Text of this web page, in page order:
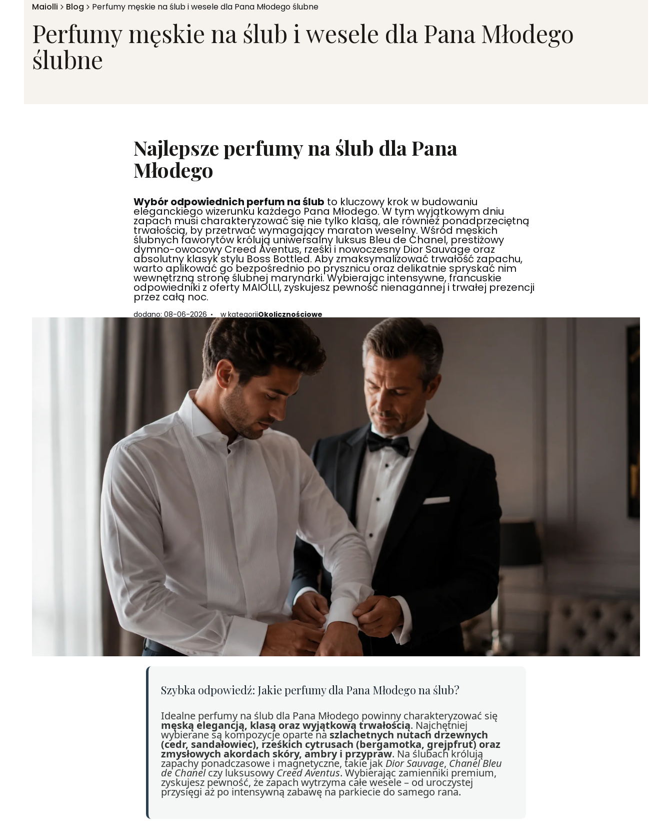
Maiolli Blog Perfumy męskie na ślub i wesele dla Pana Młodego ślubne
Perfumy męskie na ślub i wesele dla Pana Młodego
ślubne
Najlepsze perfumy na ślub dla Pana
Młodego
Wybór odpowiednich perfum na ślub to kluczowy krok w budowaniu
eleganckiego wizerunku każdego Pana Młodego. W tym wyjątkowym dniu
zapach musi charakteryzować się nie tylko klasą, ale również ponadprzeciętną
trwałością, by przetrwać wymagający maraton weselny. Wśród męskich
ślubnych faworytów królują uniwersalny luksus Bleu de Chanel, prestiżowy
dymno-owocowy Creed Aventus, rześki i nowoczesny Dior Sauvage oraz
absolutny klasyk stylu Boss Bottled. Aby zmaksymalizować trwałość zapachu,
warto aplikować go bezpośrednio po prysznicu oraz delikatnie spryskać nim
wewnętrzną stronę ślubnej marynarki. Wybierając intensywne, francuskie
odpowiedniki z oferty MAIOLLI, zyskujesz pewność nienagannej i trwałej prezencji
przez całą noc.
dodano: 08-06-2026 w kategoriiOkolicznościowe
Szybka odpowiedź: Jakie perfumy dla Pana Młodego na ślub?
Idealne perfumy na ślub dla Pana Młodego powinny charakteryzować się
męską elegancją, klasą oraz wyjątkową trwałością. Najchętniej
wybierane są kompozycje oparte na szlachetnych nutach drzewnych
(cedr, sandałowiec), rześkich cytrusach (bergamotka, grejpfrut) oraz
zmysłowych akordach skóry, ambry i przypraw. Na ślubach królują
zapachy ponadczasowe i magnetyczne, takie jak Dior Sauvage, Chanel Bleu
de Chanelczy luksusowy Creed Aventus. Wybierając zamienniki premium,
zyskujesz pewność, że zapach wytrzyma całe wesele – od uroczystej
przysięgi aż po intensywną zabawę na parkiecie do samego rana.